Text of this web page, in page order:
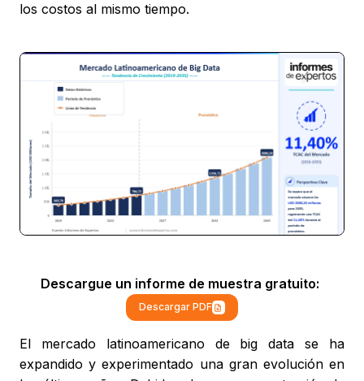
los costos al mismo tiempo.
Descargue un informe de muestra gratuito:
Descargar PDF
El mercado latinoamericano de big data se ha
expandido y experimentado una gran evolución en